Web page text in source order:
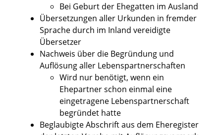
Bei Geburt der Ehegatten im Ausland
Übersetzungen aller Urkunden in fremder
Sprache durch im Inland vereidigte
Übersetzer
Nachweis über die Begründung und
Auflösung aller Lebenspartnerschaften
Wird nur benötigt, wenn ein
Ehepartner schon einmal eine
eingetragene Lebenspartnerschaft
begründet hatte
Beglaubigte Abschrift aus dem Eheregister